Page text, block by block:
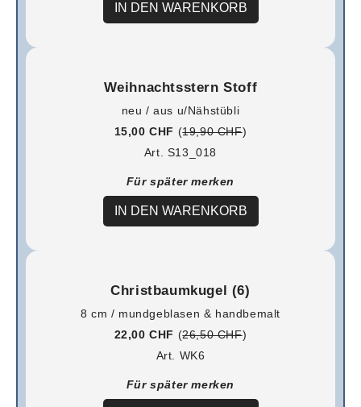
IN DEN WARENKORB
Weihnachtsstern Stoff
neu / aus u/Nähstübli
15,00 CHF (19,90 CHF)
Art. S13_018
Für später merken
IN DEN WARENKORB
Christbaumkugel (6)
8 cm / mundgeblasen & handbemalt
22,00 CHF (26,50 CHF)
Art. WK6
Für später merken